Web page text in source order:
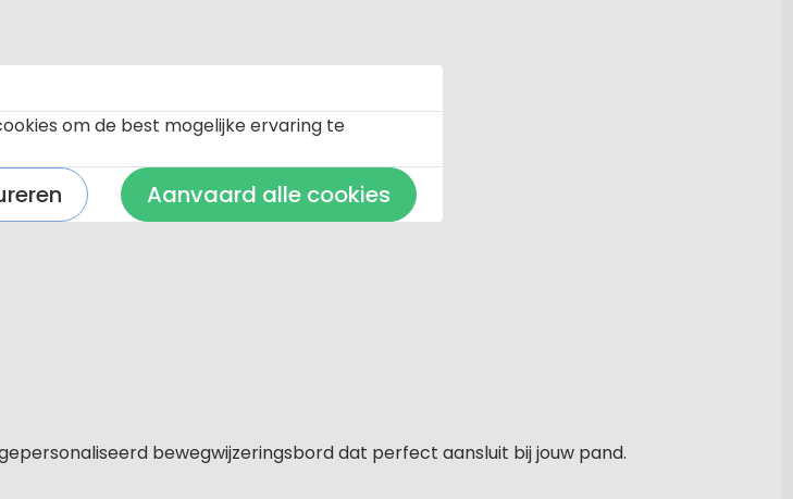
bewegwijzeringsbord dat perfect aansluit bij jouw pand.
om de best mogelijke ervaring te
Aanvaard alle cookies